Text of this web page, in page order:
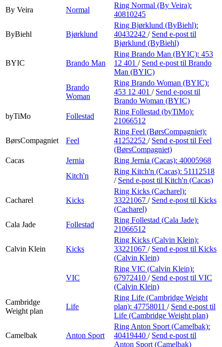
By Veira
Normal
Ring Normal (By Veira):
40810245
ByBiehl Bjørklund
Ring Bjørklund (ByBiehl):
40432242 / Send e-post til
Bjørklund (ByBiehl)
BYIC Brando Man
Ring Brando Man (BYIC): 453
12 401 / Send e-post til Brando
Man (BYIC)
Brando
Woman
Ring Brando Woman (BYIC):
453 12 401 / Send e-post til
Brando Woman (BYIC)
byTiMo
Follestad
Ring Follestad (byTiMo):
21066512
BørsCompagniet Feel
Ring Feel (BørsCompagniet):
41252252 / Send e-post til Feel
(BørsCompagniet)
Cacas
Jernia Ring Jernia (Cacas): 40005968
Kitch'n
Ring Kitch'n (Cacas): 51112518
/ Send e-post til Kitch'n (Cacas)
Cacharel Kicks
Ring Kicks (Cacharel):
33221067 / Send e-post til Kicks
(Cacharel)
Cala Jade
Follestad
Ring Follestad (Cala Jade):
21066512
Calvin Klein Kicks
Ring Kicks (Calvin Klein):
33221067 / Send e-post til Kicks
(Calvin Klein)
VIC
Ring VIC (Calvin Klein):
67972410 / Send e-post til VIC
(Calvin Klein)
Cambridge
Weight plan
Life
Ring Life (Cambridge Weight
plan): 47758011 / Send e-post til
Life (Cambridge Weight plan)
Camelbak Anton Sport
Ring Anton Sport (Camelbak):
40419440 / Send e-post til
Anton Sport (Camelbak)